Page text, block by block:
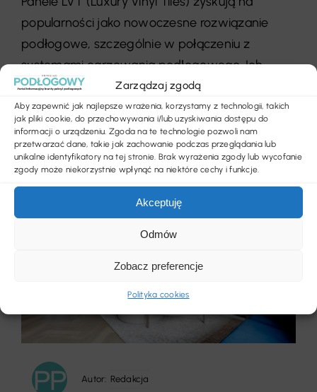
Zarządzaj zgodą
Aby zapewnić jak najlepsze wrażenia, korzystamy z technologii, takich
jak pliki cookie, do przechowywania i/lub uzyskiwania dostępu do
informacji o urządzeniu. Zgoda na te technologie pozwoli nam
przetwarzać dane, takie jak zachowanie podczas przeglądania lub
unikalne identyfikatory na tej stronie. Brak wyrażenia zgody lub wycofanie
zgody może niekorzystnie wpłynąć na niektóre cechy i funkcje.
Akceptuję
Odmów
Zobacz preferencje
Polityka cookies
popularności jako nowoczesne rozwiązanie
podłogowe, szczególnie w połączeniu z
systemami ogrzewania podłogowego. Ich
struktura i właściwości techniczne sprawiają, że
są one [...]
Autor: Redakcja